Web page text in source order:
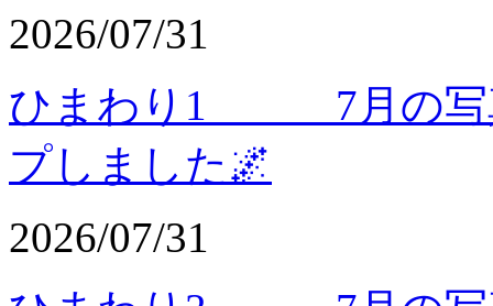
2026/07/31
ひまわり1 7月の写真
プしました🌌
2026/07/31